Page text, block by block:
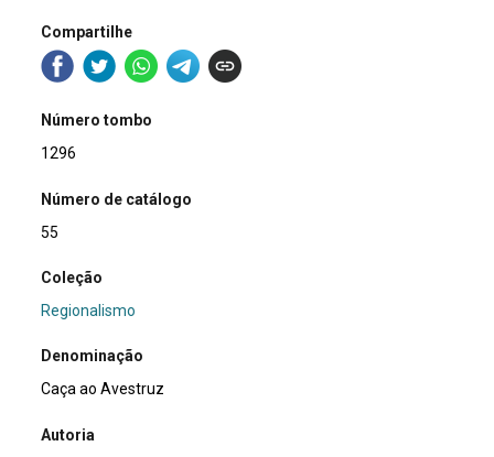
Compartilhe
Número tombo
1296
Número de catálogo
55
Coleção
Regionalismo
Denominação
Caça ao Avestruz
Autoria